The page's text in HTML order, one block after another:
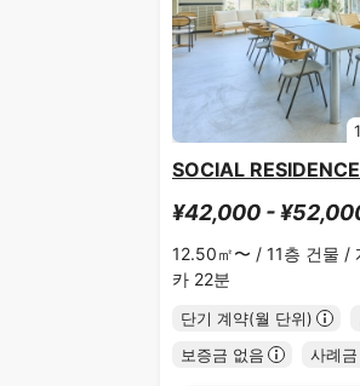
1
SOCIAL
¥42,000 -
12.50㎡〜 / 11층 건물 /
카 22분
단기 계약(월 단위)
보증금 없음
사례